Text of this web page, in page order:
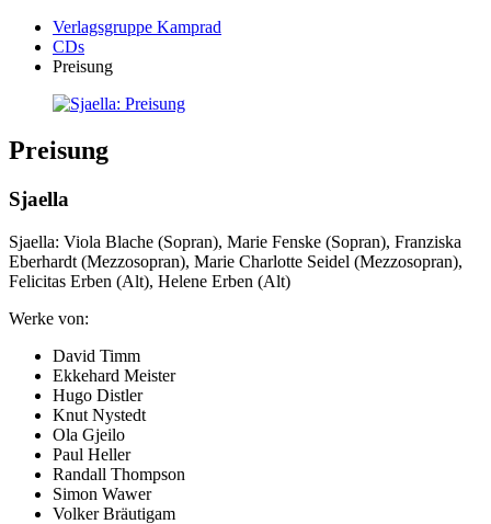
Verlagsgruppe Kamprad
CDs
Preisung
Preisung
Sjaella
Sjaella: Viola Blache (Sopran), Marie Fenske (Sopran), Franziska
Eberhardt (Mezzosopran), Marie Charlotte Seidel (Mezzosopran),
Felicitas Erben (Alt), Helene Erben (Alt)
Werke von:
David Timm
Ekkehard Meister
Hugo Distler
Knut Nystedt
Ola Gjeilo
Paul Heller
Randall Thompson
Simon Wawer
Volker Bräutigam